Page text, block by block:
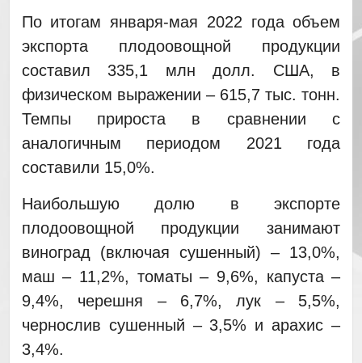
По итогам января-мая 2022 года объем
экспорта плодоовощной продукции
составил 335,1 млн долл. США, в
физическом выражении – 615,7 тыс. тонн.
Темпы прироста в сравнении с
аналогичным периодом 2021 года
составили 15,0%.
Наибольшую долю в экспорте
плодоовощной продукции занимают
виноград (включая сушенный) – 13,0%,
маш – 11,2%, томаты – 9,6%, капуста –
9,4%, черешня – 6,7%, лук – 5,5%,
чернослив сушенный – 3,5% и арахис –
3,4%.